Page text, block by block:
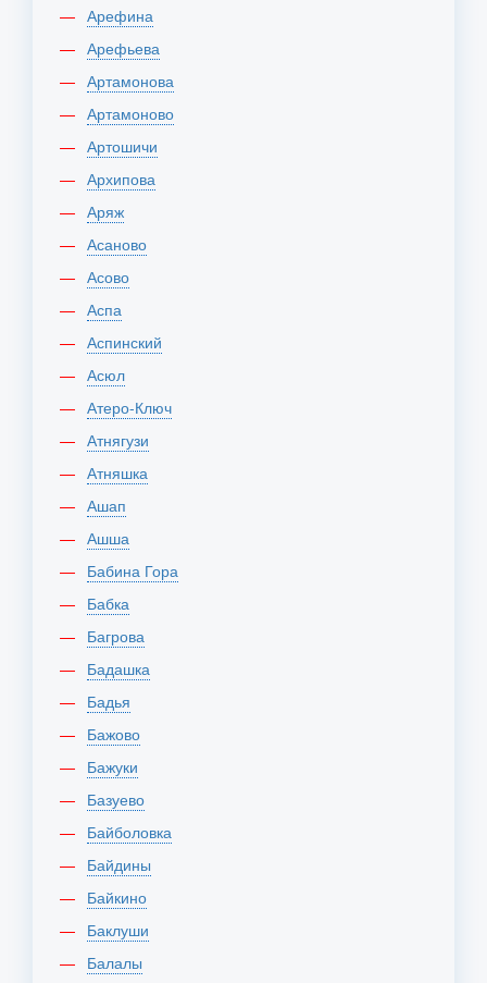
Арефина
Арефьева
Артамонова
Артамоново
Артошичи
Архипова
Аряж
Асаново
Асово
Аспа
Аспинский
Асюл
Атеро-Ключ
Атнягузи
Атняшка
Ашап
Ашша
Бабина Гора
Бабка
Багрова
Бадашка
Бадья
Бажово
Бажуки
Базуево
Байболовка
Байдины
Байкино
Баклуши
Балалы